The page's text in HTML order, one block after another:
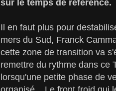
sur le temps de référence.
Il en faut plus pour
mers du Sud, Franck
cette zone de transition va
remettre du rythme dans ce
lorsqu'une petite phase de